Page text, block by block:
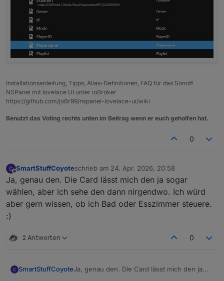
Installationsanleitung, Tipps, Alias-Definitionen, FAQ für das Sonoff
NSPanel mit lovelace UI unter ioBroker
https://github.com/joBr99/nspanel-lovelace-ui/wiki
Benutzt das Voting rechts unten im Beitrag wenn er euch geholfen hat.
0
SmartStuffCoyoteschrieb am 24. Apr. 2026, 20:58
zuletzt editiert von
Ja, genau den. Die Card lässt mich den ja sogar
wählen, aber ich sehe den dann nirgendwo. Ich würd
aber gern wissen, ob ich Bad oder Esszimmer steuere.
:)
2 Antworten 0
SmartStuffCoyoteJa, genau den. Die Card lässt mich den ja